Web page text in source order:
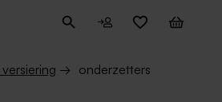
→ onderzetters